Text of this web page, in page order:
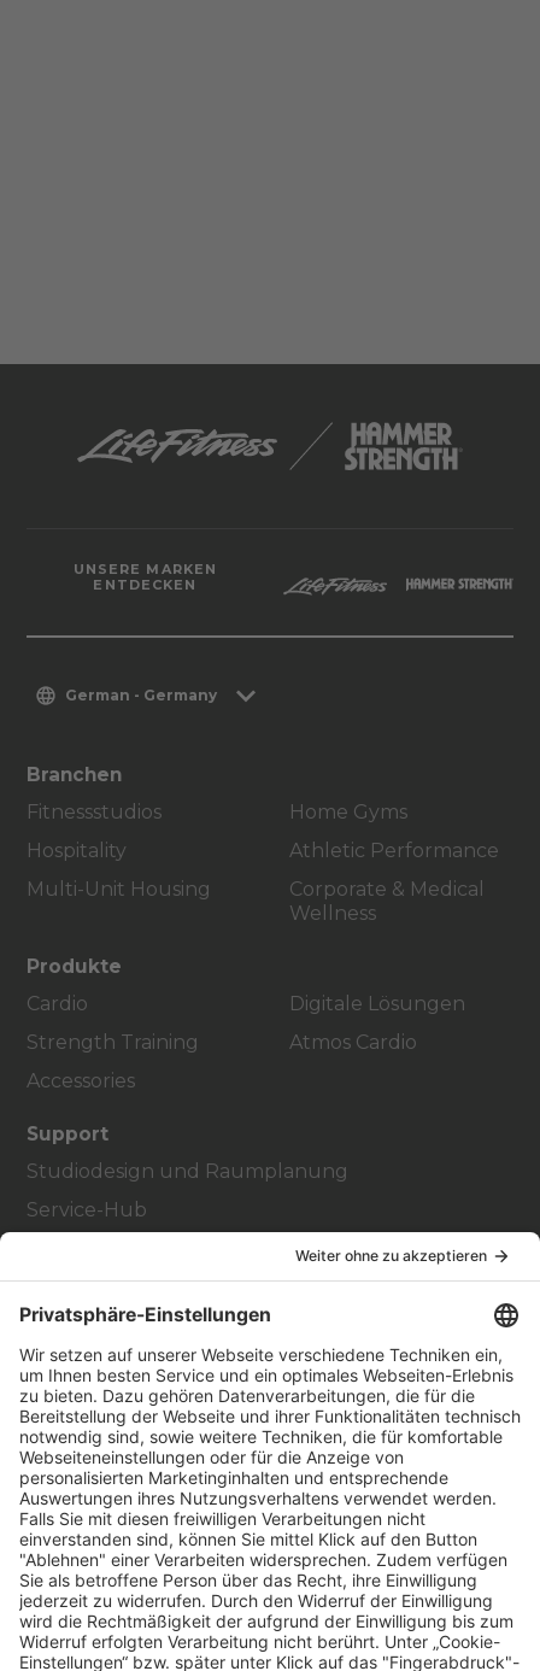
UNSERE MARKEN
ENTDECKEN
German - Germany
Branchen
Fitnessstudios
Hospitality
Multi-Unit Housing
Home Gyms
Athletic Performance
Corporate & Medical
Wellness
Produkte
Cardio
Strength Training
Accessories
Digitale Lösungen
Atmos Cardio
Support
Studiodesign und Raumplanung
Service-Hub
Vertriebspartner finden
Stores Finden
Rechtlich
Zugänglichkeit
Careers
Bei Facility Connect anmelden
Impressum